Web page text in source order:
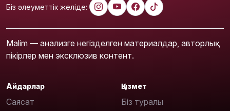
Біз әлеуметтік желіде:
Malim — анализге негізделген материалдар, авторлық
пікірлер мен эксклюзив контент.
Айдарлар
Саясат
Қызмет
Біз туралы